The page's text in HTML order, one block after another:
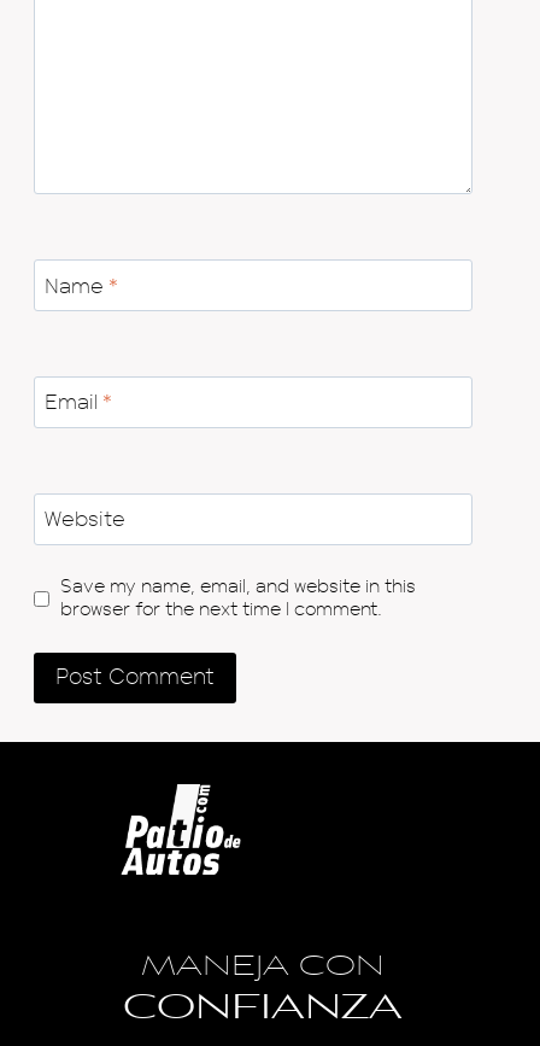
Name *
Email *
Website
Save my name, email, and website in this
browser for the next time I comment.
MANEJA CON
CONFIANZA